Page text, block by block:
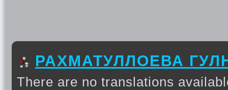
РАХМАТУЛЛОЕВА
There are no translations